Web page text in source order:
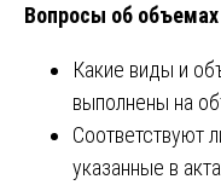
Вопросы об объемах
Какие виды и
выполнены на
Соответствуют
указанные в